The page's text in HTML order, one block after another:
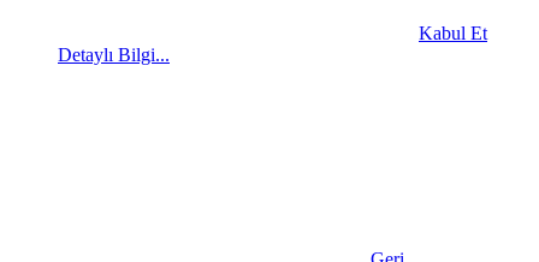
Kabul Et
Detaylı Bilgi...